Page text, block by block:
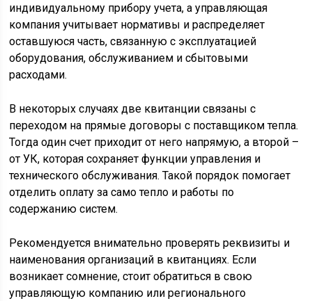
индивидуальному прибору учета, а управляющая
компания учитывает нормативы и распределяет
оставшуюся часть, связанную с эксплуатацией
оборудования, обслуживанием и сбытовыми
расходами.
В некоторых случаях две квитанции связаны с
переходом на прямые договоры с поставщиком тепла.
Тогда один счет приходит от него напрямую, а второй –
от УК, которая сохраняет функции управления и
технического обслуживания. Такой порядок помогает
отделить оплату за само тепло и работы по
содержанию систем.
Рекомендуется внимательно проверять реквизиты и
наименования организаций в квитанциях. Если
возникает сомнение, стоит обратиться в свою
управляющую компанию или регионального